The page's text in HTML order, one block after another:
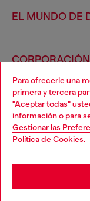
Para ofrecerle una
primera y tercera
"Aceptar todas"
información o para
Gestionar las
Política de Cookies.
EL MUNDO DE
CORPORACIÓN
Copyright © 2026